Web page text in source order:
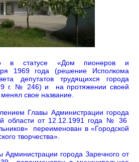
в статусе «Дом пионеров и
1969 года (решение Исполкома
депутатов трудящихся города
г. № 246) и на протяжении своей
свое название.
Главы Администрации города
области от 12.12.1991 года № 36
переименован в «Городской
творчества».
Администрации города Заречного от